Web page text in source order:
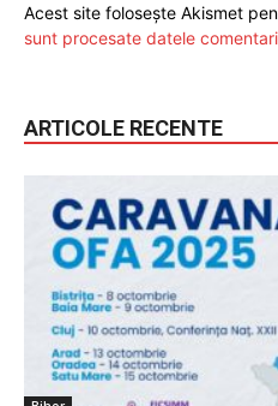
Acest site folosește Akismet
sunt procesate datele
ARTICOLE RECENTE